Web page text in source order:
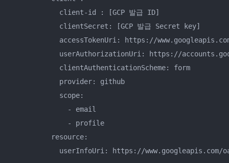
            client-id : [GCP 발급 ID]
            clientSecret: [GCP 발급 Secret key]
accessTokenUri: https://
userAuthorizationUri: https://
            clientAuthenticationScheme: form
            provider: github
            scope:
              - email
              - profile
          resource: